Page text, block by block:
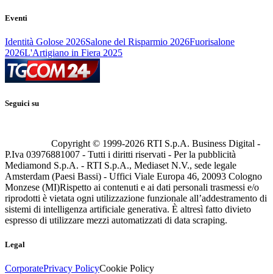
Eventi
Identità Golose 2026Salone del Risparmio 2026Fuorisalone
2026L'Artigiano in Fiera 2025
Seguici su
Copyright © 1999-2026 RTI S.p.A. Business Digital -
P.Iva 03976881007 - Tutti i diritti riservati - Per la pubblicità
Mediamond S.p.A. - RTI S.p.A., Mediaset N.V., sede legale
Amsterdam (Paesi Bassi) - Uffici Viale Europa 46, 20093 Cologno
Monzese (MI)Rispetto ai contenuti e ai dati personali trasmessi e/o
riprodotti è vietata ogni utilizzazione funzionale all’addestramento di
sistemi di intelligenza artificiale generativa. È altresì fatto divieto
espresso di utilizzare mezzi automatizzati di data scraping.
Legal
CorporatePrivacy PolicyCookie Policy